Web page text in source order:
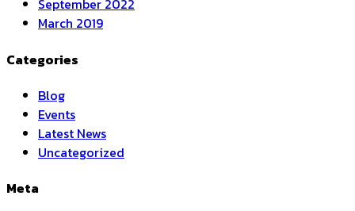
September 2022
March 2019
Categories
Blog
Events
Latest News
Uncategorized
Meta